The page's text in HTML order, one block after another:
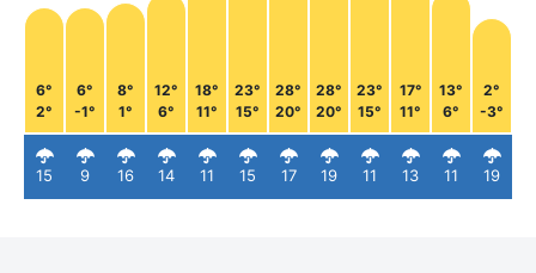
6°
2°
15
6°
-1°
9
8°
1°
16
12°
6°
14
18°
11°
11
23°
15°
15
28°
20°
17
28°
20°
19
23°
15°
11
17°
11°
13
13°
6°
11
2°
-3°
19